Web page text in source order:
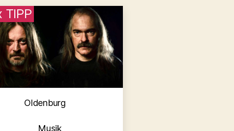
TIPP
Kategorien
Oldenburg
Musik